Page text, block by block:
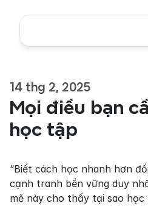
14 thg 2, 2025
Mọi điều bạn
học tập
“Biết cách học nhanh hơn
cạnh tranh bền vững duy
mẽ này cho thấy tại sao